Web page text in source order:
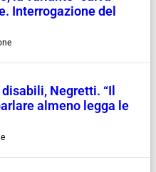
Interrogazione del
Negretti. “Il
almeno legga le